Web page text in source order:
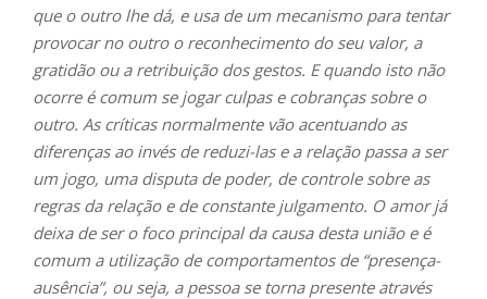
que o outro lhe dá, e usa de um mecanismo para tentar
provocar no outro o reconhecimento do seu valor, a
gratidão ou a retribuição dos gestos. E quando isto não
ocorre é comum se jogar culpas e cobranças sobre o
outro. As críticas normalmente vão acentuando as
diferenças ao invés de reduzi-las e a relação passa a ser
um jogo, uma disputa de poder, de controle sobre as
regras da relação e de constante julgamento. O amor já
deixa de ser o foco principal da causa desta união e é
comum a utilização de comportamentos de “presença-
ausência”, ou seja, a pessoa se torna presente através